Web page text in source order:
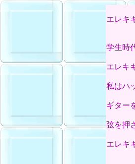
エレキ
学生時
エレキ
私はハ
ギター
弦を押
エレキ